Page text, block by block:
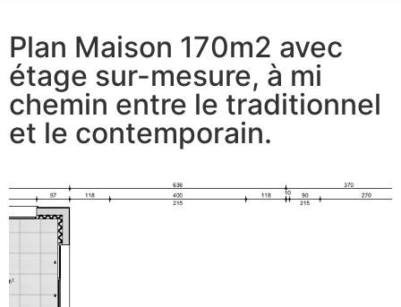
Plan Maison 170m2 avec
étage sur-mesure, à mi
chemin entre le traditionnel
et le contemporain.